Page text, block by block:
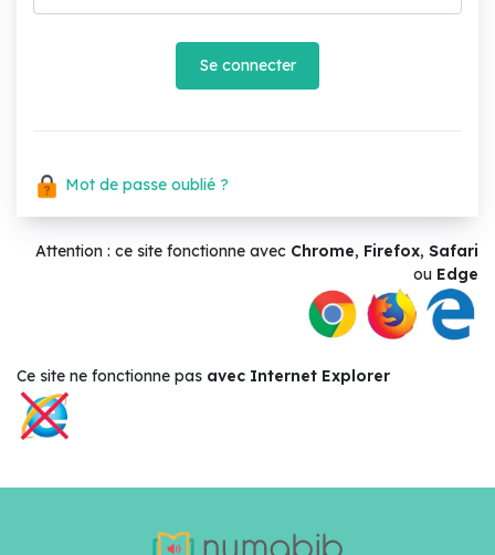
Se connecter
Mot de passe oublié ?
Attention : ce site fonctionne avec Chrome, Firefox, Safari
ou Edge
Ce site ne fonctionne pas avec Internet Explorer